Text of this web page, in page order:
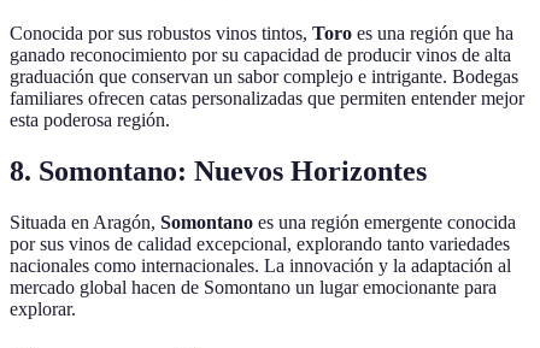
Conocida por sus robustos vinos tintos, Toro es una región que ha
ganado reconocimiento por su capacidad de producir vinos de alta
graduación que conservan un sabor complejo e intrigante. Bodegas
familiares ofrecen catas personalizadas que permiten entender mejor
esta poderosa región.
8. Somontano: Nuevos Horizontes
Situada en Aragón, Somontano es una región emergente conocida
por sus vinos de calidad excepcional, explorando tanto variedades
nacionales como internacionales. La innovación y la adaptación al
mercado global hacen de Somontano un lugar emocionante para
explorar.